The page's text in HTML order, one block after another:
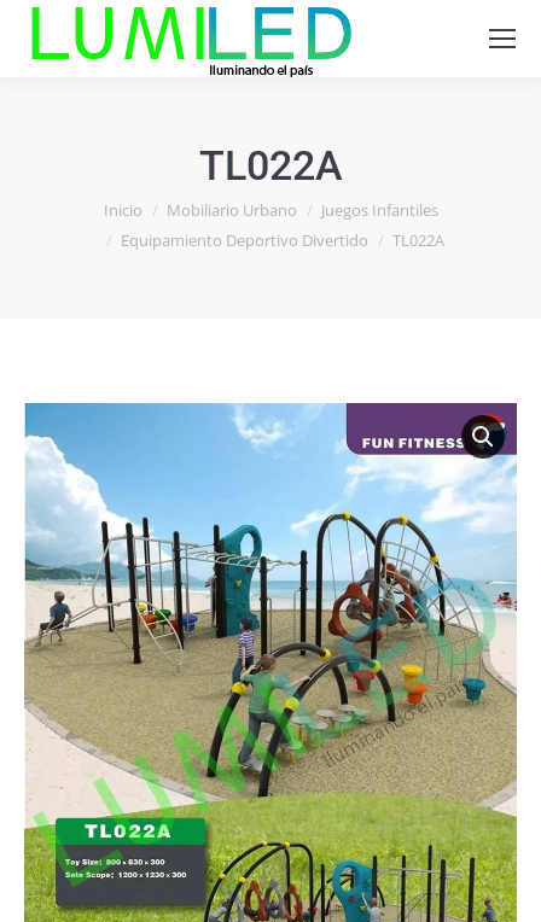
TL022A
Estás aquí:Inicio Mobiliario Urbano
Juegos Infantiles
Equipamiento Deportivo Divertido
TL022A